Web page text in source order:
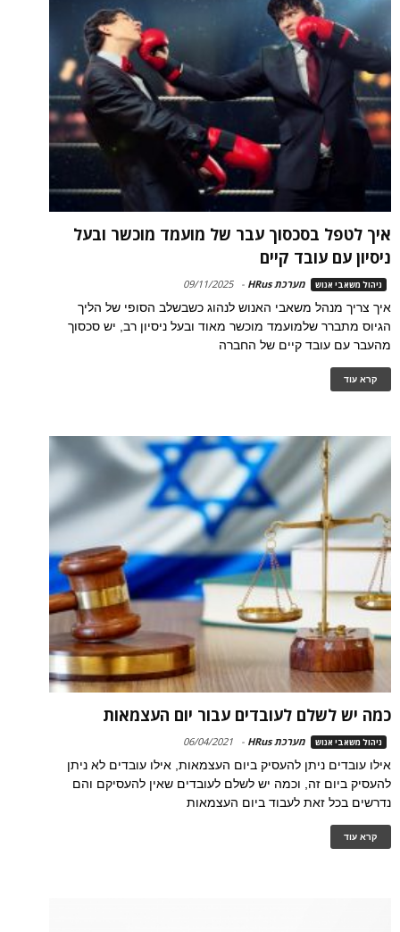
איך לטפל בסכסוך עבר של מועמד מוכשר ובעל
ניסיון עם עובד קיים
ניהול משאבי אנוש מערכת HRus -
09/11/2025
איך צריך מנהל משאבי האנוש לנהוג כשבשלב הסופי של הליך
הגיוס מתברר שלמועמד מוכשר מאוד ובעל ניסיון רב, יש סכסוך
מהעבר עם עובד קיים של החברה
קרא עוד
כמה יש לשלם לעובדים עבור יום העצמאות
ניהול משאבי אנוש מערכת HRus -
06/04/2021
אילו עובדים ניתן להעסיק ביום העצמאות, אילו עובדים לא ניתן
להעסיק ביום זה, וכמה יש לשלם לעובדים שאין להעסיקם והם
נדרשים בכל זאת לעבוד ביום העצמאות
קרא עוד